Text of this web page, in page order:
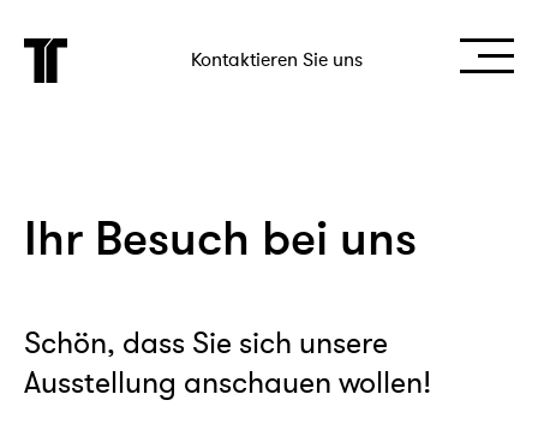
Kontaktieren Sie uns
Ihr Besuch bei uns
Schön, dass Sie sich unsere
Ausstellung anschauen wollen!